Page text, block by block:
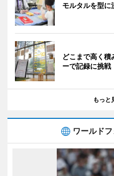
モルタルを型に
どこまで高く
ーで記録に挑戦
もっと
ワールド